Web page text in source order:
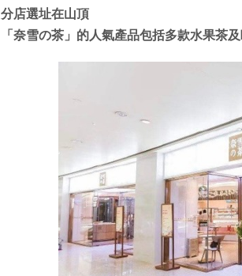
分店選址在山頂
「奈雪の茶」的人氣產品包括多款水果茶